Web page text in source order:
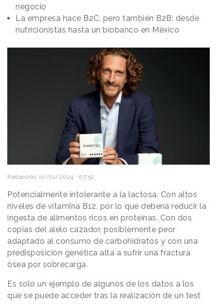
negocio
La empresa hace B2C, pero también B2B: desde
nutricionistas hasta un biobanco en México
Redacción 10/01/2024 · 07:52
Potencialmente intolerante a la lactosa. Con altos
niveles de vitamina B12, por lo que debería reducir la
ingesta de alimentos ricos en proteínas. Con dos
copias del alelo cazador, posiblemente peor
adaptado al consumo de carbohidratos y con una
predisposición genética alta a sufrir una fractura
ósea por sobrecarga.
Es solo un ejemplo de algunos de los datos a los
que se puede acceder tras la realización de un test